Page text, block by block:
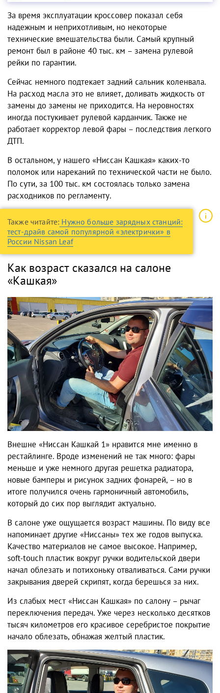
За время эксплуатации кроссовер показал себя
надежным и неприхотливым, но некоторые
технические вмешательства были. Самый крупный
ремонт был в районе 40 тыс. км – замена рулевой
рейки по гарантии.
Сейчас немного подтекает задний сальник коленвала.
На расход масла это не влияет, доливать жидкость от
замены до замены не приходится. На неровностях
иногда постукивает рулевой карданчик. Также не
работает корректор левой фары – последствия легкого
ДТП.
В остальном, у нашего «Ниссан Кашкая» каких-то
поломок или нареканий по технической части не было.
По сути, за 100 тыс. км состоялась только замена
расходников по регламенту.
Также читайте: Нужно больше зарядных станций:
тест-драйв самой популярной «электрички» в
России Nissan Leaf
Как возраст сказался на салоне
«Кашкая»
Внешне «Ниссан Кашкай 1» нравится мне именно в
рестайлинге. Вроде изменений не так много: фары
меньше и уже немного другая решетка радиатора,
новые бамперы и рисунок задних фонарей, – но в
итоге получился очень гармоничный автомобиль,
который до сих пор выглядит актуально.
В салоне уже ощущается возраст машины. По виду все
напоминает другие «Ниссаны» тех же годов выпуска.
Качество материалов не самое высокое. Например,
soft-touch пластик вокруг ручки водительской двери
начал облезать и потихоньку отваливаться. Сами ручки
закрывания дверей скрипят, когда берешься за них.
Из слабых мест «Ниссан Кашкая» по салону – рычаг
переключения передач. Уже через несколько десятков
тысяч километров его красивое серебристое покрытие
начало облезать, обнажая желтый пластик.